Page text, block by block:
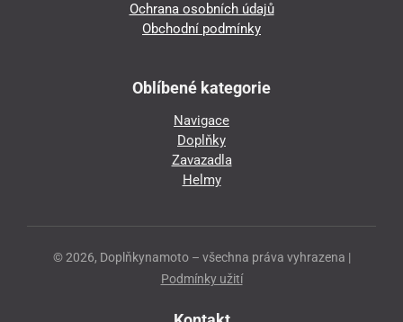
Ochrana osobních údajů
Obchodní podmínky
Oblíbené kategorie
Navigace
Doplňky
Zavazadla
Helmy
© 2026, Doplňkynamoto – všechna práva vyhrazena |
Podmínky užití